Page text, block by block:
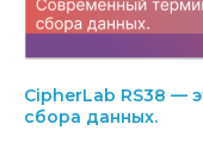
CipherLab RS38 —
сбора данных.